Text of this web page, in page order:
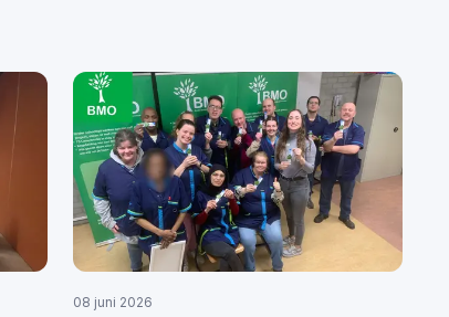
08 juni 2026